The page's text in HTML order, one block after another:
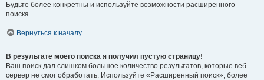
Будьте более конкретны и используйте возможности расширенного
поиска.
Вернуться к началу
В результате моего поиска я получил пустую страницу!
Ваш поиск дал слишком большое количество результатов, которые веб-
сервер не смог обработать. Используйте «Расширенный поиск», более